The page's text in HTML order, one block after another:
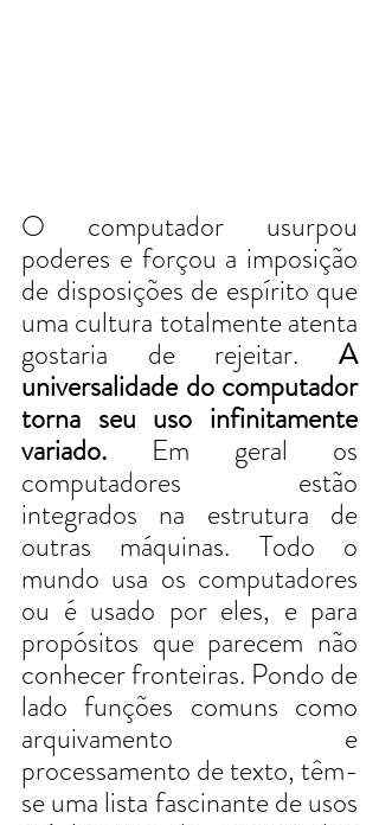
O computador usurpou
poderes e forçou a imposição
de disposições de espírito que
uma cultura totalmente atenta
gostaria de rejeitar. A
universalidade do computador
torna seu uso infinitamente
variado. Em geral os
computadores estão
integrados na estrutura de
outras máquinas. Todo o
mundo usa os computadores
ou é usado por eles, e para
propósitos que parecem não
conhecer fronteiras. Pondo de
lado funções comuns como
arquivamento e
processamento de texto, têm-
se uma lista fascinante de usos